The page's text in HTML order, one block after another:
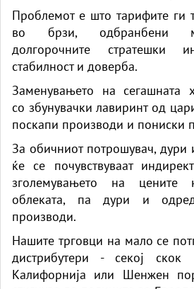
Проблемот е што тарифите ги
во брзи, одбранбени
долгорочните стратешки
стабилност и доверба.
Заменувањето на сегашната
со збунувачки лавиринт од
поскапи производи и пониски
За обичниот потрошувач, дури
ќе се почувствуваат
зголемувањето на цените
облеката, па дури и
производи.
Нашите трговци на мало се
дистрибутери - секој
Калифорнија или Шенжен